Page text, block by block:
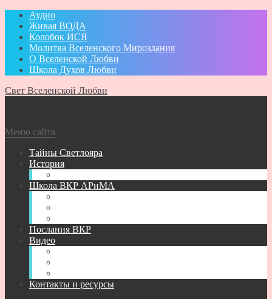
Аудио
Живая ВОДА
Колобок ИСЯ
Молитва Вселенского Мироздания
О Вселенской Любви
Школа Духов Любви
Свет Вселенской Любви
Меню сайта
Тайны Светлояра
История
Школа ВКР АРиМА
Послания ВКР
Видео
Контакты и ресурсы